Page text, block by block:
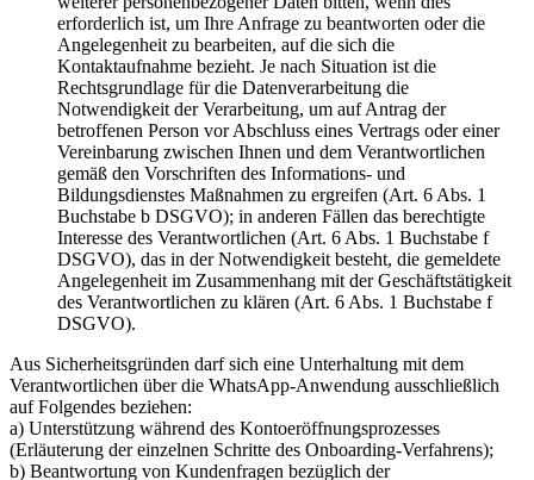
erforderlich ist, um Ihre Anfrage zu beantworten oder die
Angelegenheit zu bearbeiten, auf die sich die
Kontaktaufnahme bezieht. Je nach Situation ist die
Rechtsgrundlage für die Datenverarbeitung die
Notwendigkeit der Verarbeitung, um auf Antrag der
betroffenen Person vor Abschluss eines Vertrags oder einer
Vereinbarung zwischen Ihnen und dem Verantwortlichen
gemäß den Vorschriften des Informations- und
Bildungsdienstes Maßnahmen zu ergreifen (Art. 6 Abs. 1
Buchstabe b DSGVO); in anderen Fällen das berechtigte
Interesse des Verantwortlichen (Art. 6 Abs. 1 Buchstabe f
DSGVO), das in der Notwendigkeit besteht, die gemeldete
Angelegenheit im Zusammenhang mit der Geschäftstätigkeit
des Verantwortlichen zu klären (Art. 6 Abs. 1 Buchstabe f
DSGVO).
Aus Sicherheitsgründen darf sich eine Unterhaltung mit dem
Verantwortlichen über die WhatsApp-Anwendung ausschließlich
auf Folgendes beziehen:
a) Unterstützung während des Kontoeröffnungsprozesses
(Erläuterung der einzelnen Schritte des Onboarding-Verfahrens);
b) Beantwortung von Kundenfragen bezüglich der